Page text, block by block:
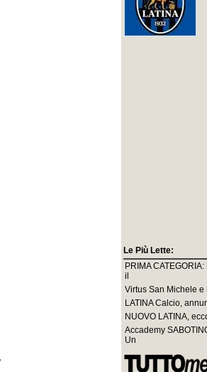
Le Più Lette:
PRIMA
il
Virtus San Michele
LATINA Calcio,
NUOVO LATINA,
Accademy
Un